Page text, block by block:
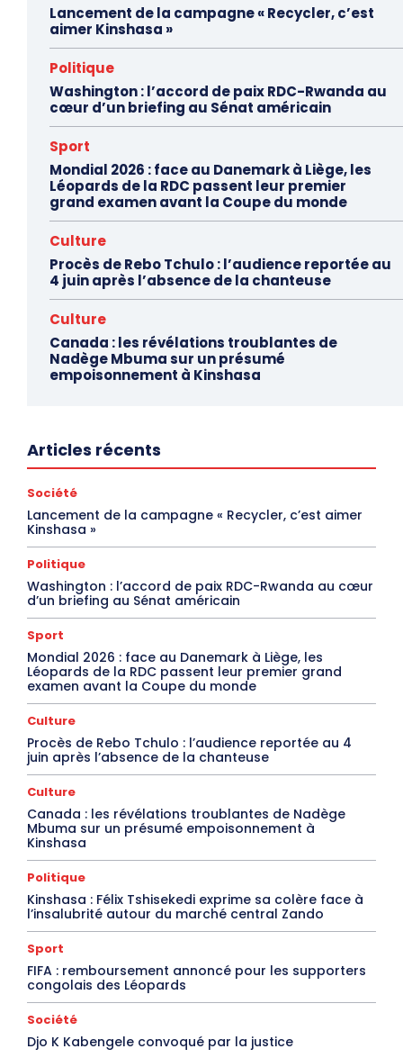
Lancement de la campagne « Recycler, c’est
aimer Kinshasa »
Politique
Washington : l’accord de paix RDC-Rwanda au
cœur d’un briefing au Sénat américain
Sport
Mondial 2026 : face au Danemark à Liège, les
Léopards de la RDC passent leur premier
grand examen avant la Coupe du monde
Culture
Procès de Rebo Tchulo : l’audience reportée au
4 juin après l’absence de la chanteuse
Culture
Canada : les révélations troublantes de
Nadège Mbuma sur un présumé
empoisonnement à Kinshasa
Articles récents
Société
Lancement de la campagne « Recycler, c’est aimer
Kinshasa »
Politique
Washington : l’accord de paix RDC-Rwanda au cœur
d’un briefing au Sénat américain
Sport
Mondial 2026 : face au Danemark à Liège, les
Léopards de la RDC passent leur premier grand
examen avant la Coupe du monde
Culture
Procès de Rebo Tchulo : l’audience reportée au 4
juin après l’absence de la chanteuse
Culture
Canada : les révélations troublantes de Nadège
Mbuma sur un présumé empoisonnement à
Kinshasa
Politique
Kinshasa : Félix Tshisekedi exprime sa colère face à
l’insalubrité autour du marché central Zando
Sport
FIFA : remboursement annoncé pour les supporters
congolais des Léopards
Société
Djo K Kabengele convoqué par la justice